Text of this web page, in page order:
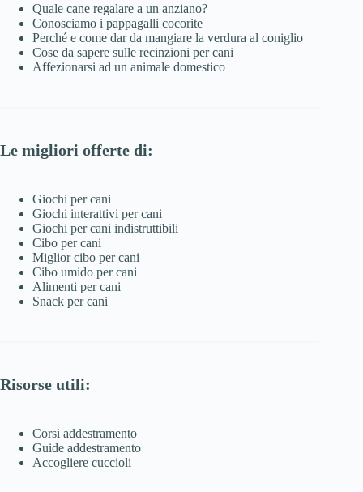
Quale cane regalare a un anziano?
Conosciamo i pappagalli cocorite
Perché e come dar da mangiare la verdura al coniglio
Cose da sapere sulle recinzioni per cani
Affezionarsi ad un animale domestico
Le migliori offerte di:
Giochi per cani
Giochi interattivi per cani
Giochi per cani indistruttibili
Cibo per cani
Miglior cibo per cani
Cibo umido per cani
Alimenti per cani
Snack per cani
Risorse utili:
Corsi addestramento
Guide addestramento
Accogliere cuccioli